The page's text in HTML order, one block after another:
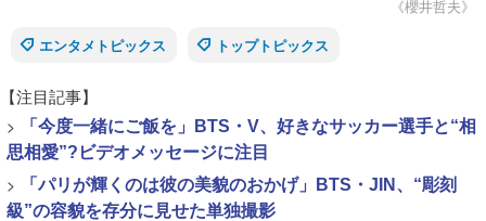
《櫻井哲夫》
エンタメトピックス
トップトピックス
【注目記事】
>
「今度一緒にご飯を」BTS・V、好きなサッカー選手と“相
思相愛”?ビデオメッセージに注目
>
「パリが輝くのは彼の美貌のおかげ」BTS・JIN、“彫刻
級”の容貌を存分に見せた単独撮影